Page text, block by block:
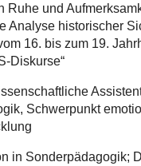
Ruhe und
Analyse historischer
16. bis zum 19.
Diskurse“
Schwerpunkt
in Sonderpädagogik;